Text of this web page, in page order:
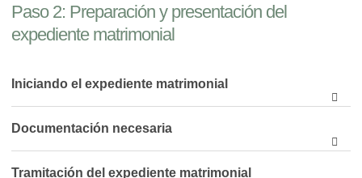
Paso 2: Preparación y presentación del
expediente matrimonial
Iniciando el expediente matrimonial
Documentación necesaria
Tramitación del expediente matrimonial